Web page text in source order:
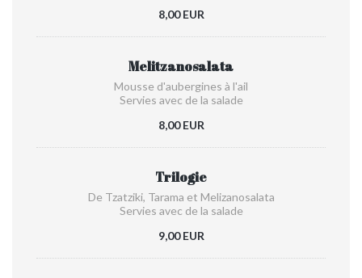
8,00 EUR
Melitzanosalata
Mousse d'aubergines à l'ail
Servies avec de la salade
8,00 EUR
Trilogie
De Tzatziki, Tarama et Melizanosalata
Servies avec de la salade
9,00 EUR